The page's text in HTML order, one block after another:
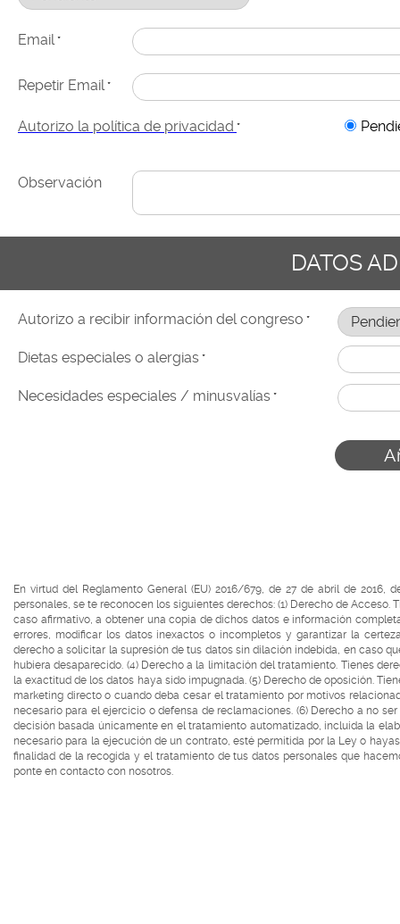
Email *
Repetir Email *
Autorizo la política de privacidad *
Observación
DATOS
Autorizo a recibir información del congreso *
Dietas especiales o alergias *
Necesidades especiales / minusvalías *
En virtud del Reglamento General (EU) 2016/679, de 27 de abril de
personales, se te reconocen los siguientes derechos: (1) Derecho de
caso afirmativo, a obtener una copia de dichos datos e información
errores, modificar los datos inexactos o incompletos y garantizar la
derecho a solicitar la supresión de tus datos sin dilación indebida, en caso
hubiera desaparecido. (4) Derecho a la limitación del tratamiento. Tienes
la exactitud de los datos haya sido impugnada. (5) Derecho de oposición.
marketing directo o cuando deba cesar el tratamiento por motivos
necesario para el ejercicio o defensa de reclamaciones. (6) Derecho a no
decisión basada únicamente en el tratamiento automatizado, incluida la
necesario para la ejecución de un contrato, esté permitida por la Ley o
finalidad de la recogida y el tratamiento de tus datos personales que
ponte en contacto con nosotros.